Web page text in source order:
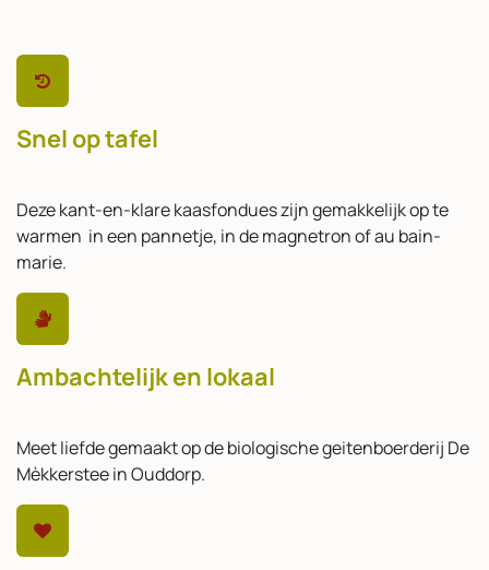
Snel op tafel
Deze kant-en-klare kaasfondues zijn gemakkelijk op te
warmen in een pannetje, in de magnetron of au bain-
marie.
Ambachtelijk en lokaal
Meet liefde gemaakt op de biologische geitenboerderij De
Mèkkerstee in Ouddorp.